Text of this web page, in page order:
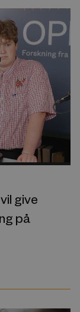
give
på